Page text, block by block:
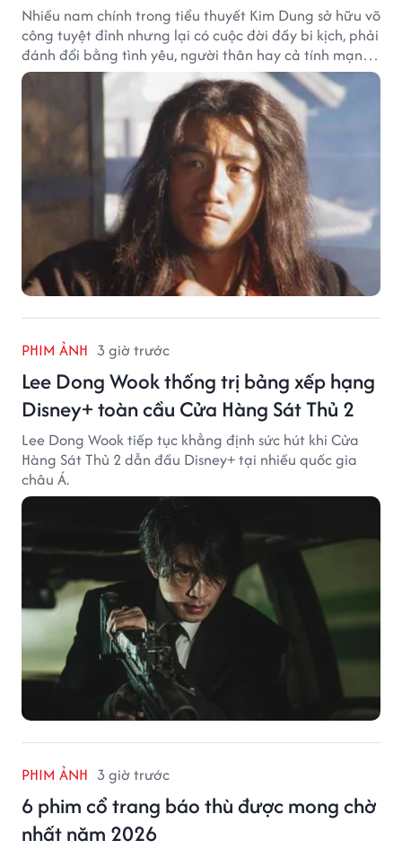
Nhiều nam chính trong tiểu thuyết Kim Dung sở hữu võ
công tuyệt đỉnh nhưng lại có cuộc đời đầy bi kịch, phải
đánh đổi bằng tình yêu, người thân hay cả tính mạng,
khiến độc giả không khỏi tiếc nuối.
PHIM ẢNH 3 giờ trước
Lee Dong Wook thống trị bảng xếp hạng
Disney+ toàn cầu Cửa Hàng Sát Thủ 2
Lee Dong Wook tiếp tục khẳng định sức hút khi Cửa
Hàng Sát Thủ 2 dẫn đầu Disney+ tại nhiều quốc gia
châu Á.
PHIM ẢNH 3 giờ trước
6 phim cổ trang báo thù được mong chờ
nhất năm 2026